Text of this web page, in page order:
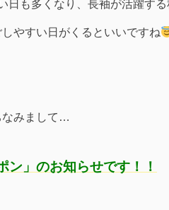
も多くなり、長袖が活躍す
やすい日がくるといいですね
なみまして…
ン」のお知らせです！！